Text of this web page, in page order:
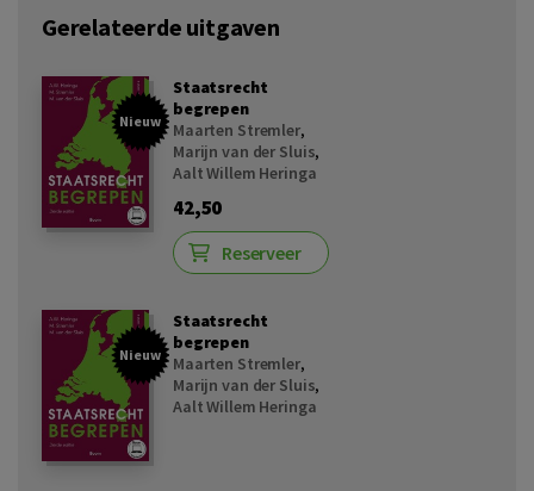
Gerelateerde uitgaven
Nieuw
Staatsrecht
begrepen
Maarten Stremler,
Marijn van der Sluis,
Aalt Willem Heringa
42,50
Reserveer
Nieuw
Staatsrecht
begrepen
Maarten Stremler,
Marijn van der Sluis,
Aalt Willem Heringa